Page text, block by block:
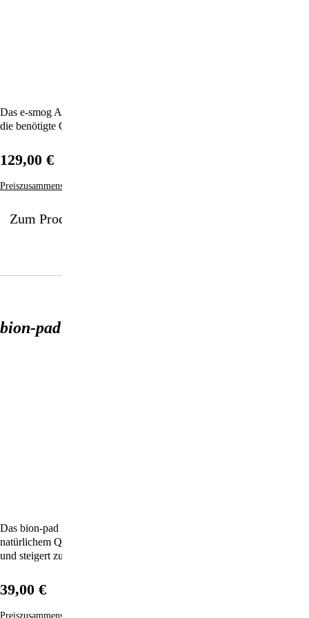
Das e-smog Armband gibt es neu auch mit Verschluss – so lässt sich
die benötigte Größe ganz einfach individuell anpassen.
Zum Produkt
129,00 €
Preiszusammensetzung
bion-pad 01 body
Das bion-pad ist die perfekte Symbiose aus Technologie und
natürlichem Quarzkristall, unverfälscht und rein wie die Natur selbst –
und steigert zudem Ihr Wohlbefinden!
39,00 €
Preiszusammensetzung